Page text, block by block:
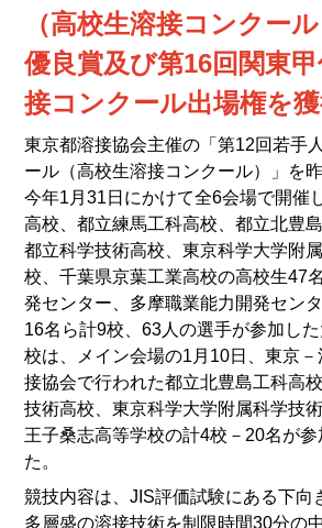
（高校生溶接コンクー
優良賞及び第16回関東
接コンクール出場権を獲
東京都溶接協会主催の「第12回若手
ール（高校生溶接コンクール）」を
今年1月31日にかけて全6会場で開催
高校、都立練馬工科高校、都立北豊
都立科学技術高校、東京科学大学附
校、千葉県京葉工業高校の高校生47
発センター、多摩職業能力開発セン
16名ら計9校、63人の選手が参加し
校は、メイン会場の1月10日、東京
接協会で行われた都立北豊島工科高
技術高校、東京科学大学附属科学技
王子桑志高等学校の計4校－20名が
た。
競技内容は、JIS評価試験にある下向
多層盛の溶接技術を制限時間30分の